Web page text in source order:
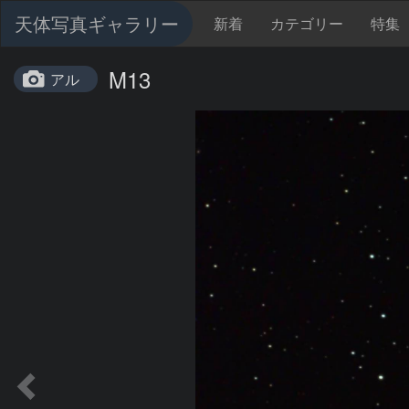
天体写真ギャラリー 新着 カテゴリー 特集
アル M13